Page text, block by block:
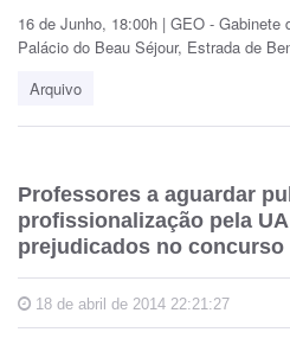
16 de Junho, 18:00h | GEO -
Palácio do Beau Séjour, Estrada de
Arquivo
Professores a aguardar
profissionalização pela
prejudicados no concurso
18 de abril de 2014 22:21:27